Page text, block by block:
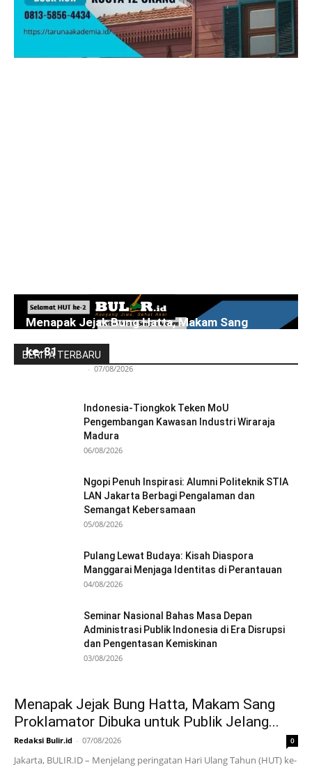
BERITA TERBARU
Menapak Jejak Bung Hatta, Makam Sang
ke-81
- 07/08/2026
Indonesia-Tiongkok Teken MoU
Pengembangan Kawasan Industri Wiraraja
Madura
06/08/2026
Ngopi Penuh Inspirasi: Alumni Politeknik STIA
LAN Jakarta Berbagi Pengalaman dan
Semangat Kebersamaan
05/08/2026
Pulang Lewat Budaya: Kisah Diaspora
Manggarai Menjaga Identitas di Perantauan
04/08/2026
Seminar Nasional Bahas Masa Depan
Administrasi Publik Indonesia di Era Disrupsi
dan Pengentasan Kemiskinan
03/08/2026
Menapak Jejak Bung Hatta, Makam Sang
Proklamator Dibuka untuk Publik Jelang...
Redaksi Bulir.id - 07/08/2026 0
Jakarta, BULIR.ID – Menjelang peringatan Hari Ulang Tahun (HUT) ke-